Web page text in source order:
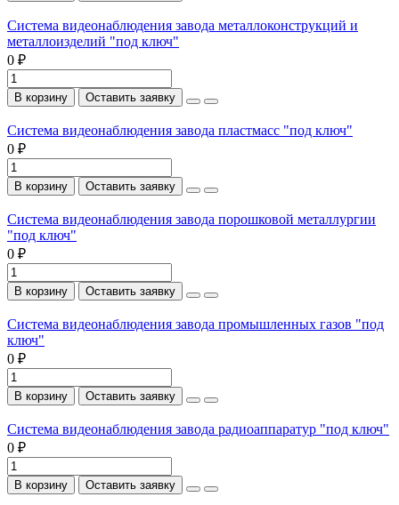
Система видеонаблюдения завода металлоконструкций и
металлоизделий "под ключ"
0 ₽
В корзину Оставить заявку
Система видеонаблюдения завода пластмасс "под ключ"
0 ₽
В корзину Оставить заявку
Система видеонаблюдения завода порошковой металлургии
"под ключ"
0 ₽
В корзину Оставить заявку
Система видеонаблюдения завода промышленных газов "под
ключ"
0 ₽
В корзину Оставить заявку
Система видеонаблюдения завода радиоаппаратур "под ключ"
0 ₽
В корзину Оставить заявку